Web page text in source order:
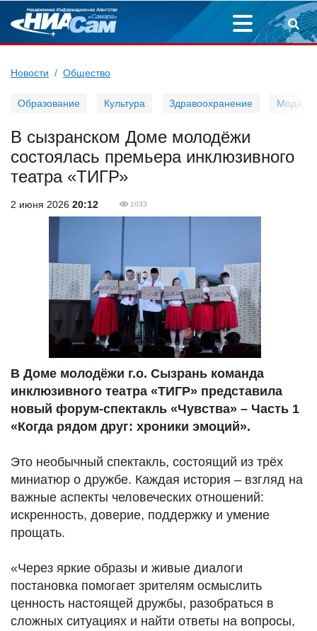
Новости Общество
Образование Культура Здравоохранение Мода
В сызранском Доме молодёжи
состоялась премьера инклюзивного
театра «ТИГР»
2 июня 2026 20:12 1033
В Доме молодёжи г.о. Сызрань команда
инклюзивного театра «ТИГР» представила
новый форум-спектакль «Чувства» – Часть 1
«Когда рядом друг: хроники эмоций».
Это необычный спектакль, состоящий из трёх
миниатюр о дружбе. Каждая история – взгляд на
важные аспекты человеческих отношений:
искренность, доверие, поддержку и умение
прощать.
«Через яркие образы и живые диалоги
постановка помогает зрителям осмыслить
ценность настоящей дружбы, разобраться в
сложных ситуациях и найти ответы на вопросы,